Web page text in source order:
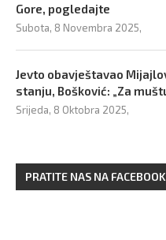
Gore, pogledajte
Subota, 8 Novembra 2025,
Jevto obavještavao
stanju, Bošković: „Za
Srijeda, 8 Oktobra 2025,
PRATITE NAS NA